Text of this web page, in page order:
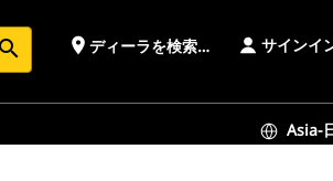
search place ディーラを検索する サインイ
Asia-